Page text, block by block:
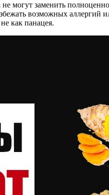
могут заменить
возможных
как панацея.